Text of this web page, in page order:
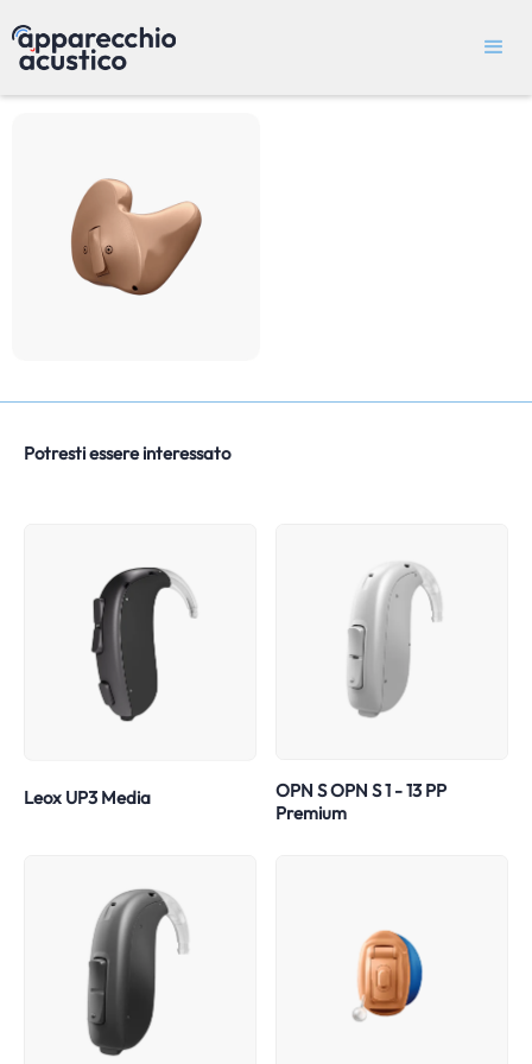
Potresti essere interessato
Leox UP3 Media
OPN S OPN S 1 - 13 PP
Premium